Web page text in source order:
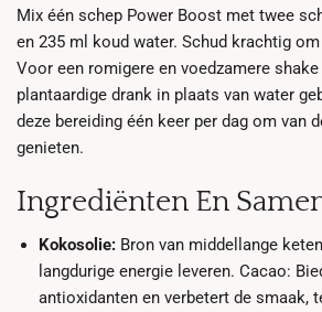
Mix één schep Power Boost met twee
en 235 ml koud water. Schud krachtig
Voor een romigere en voedzamere
plantaardige drank in plaats van water
deze bereiding één keer per dag om van
genieten.
Ingrediënten En
Kokosolie:Bron van middellange
langdurige energie leveren. Cacao:
antioxidanten en verbetert de smaak,